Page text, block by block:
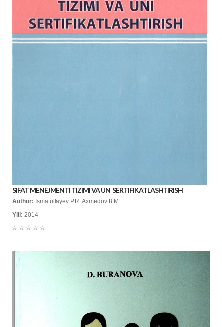
SIFAT MENEJMENTI TIZIMI VA UNI SERTIFIKATLASHTIRISH
Author: Ismatullayev P.R. Axmedov B.M.
Yili: 2014
☆
☆
☆
☆
☆